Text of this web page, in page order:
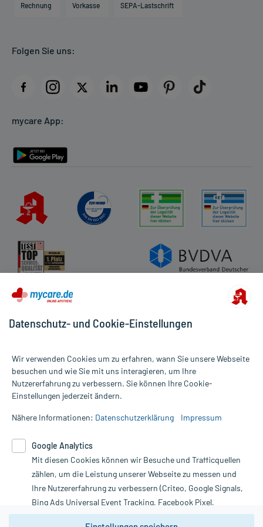
Direktabrechnung PKV
AGB
Datenschutz
Rückgabe/Widerruf
Rechnung Vorkasse SEPA-Lastschrift
Folgen Sie uns:
mycare App:
Alle Preise gelten inkl. MwSt., ggf. zzgl. Versandkosten
Informationen auf dieser Website werden ausschließlich für
die Untersuchung und Behandlung durch einen Arzt. Bitte
Therapien eingeleitet werden können. | Diese Webseite benutzt
Google Analytics. Lesen Sie bitte dazu die wichtigen Hinweise in
unserer Datenschutzerklärung. Für den Widerruf einer Bestellung
nutzen Sie das Formular:
Vertrag widerrufen
Datenschutz- und Cookie-Einstellungen
Wir verwenden Cookies um zu erfahren, wann Sie unsere Webseite
besuchen und wie Sie mit uns interagieren, um Ihre
Nutzererfahrung zu verbessern. Sie können Ihre Cookie-
Einstellungen jederzeit ändern.
Nähere Informationen: Datenschutzerklärung Impressum
Google Analytics
Mit diesen Cookies können wir Besuche und Trafficquellen
zählen, um die Leistung unserer Webseite zu messen und
Ihre Nutzererfahrung zu verbessern (Criteo, Google Signals,
Bing Ads Universal Event Tracking, Facebook Pixel,
Youtube-Social Plugin).